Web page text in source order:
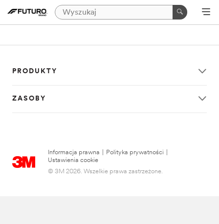
PRODUKTY
ZASOBY
Informacja prawna Polityka prywatności
Ustawienia cookie
© 3M 2026. Wszelkie prawa zastrzeżone.